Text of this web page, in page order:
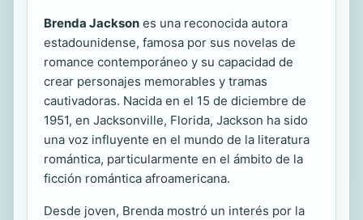
Brenda Jackson es una reconocida autora
estadounidense, famosa por sus novelas de
romance contemporáneo y su capacidad de
crear personajes memorables y tramas
cautivadoras. Nacida en el 15 de diciembre de
1951, en Jacksonville, Florida, Jackson ha sido
una voz influyente en el mundo de la literatura
romántica, particularmente en el ámbito de la
ficción romántica afroamericana.
Desde joven, Brenda mostró un interés por la